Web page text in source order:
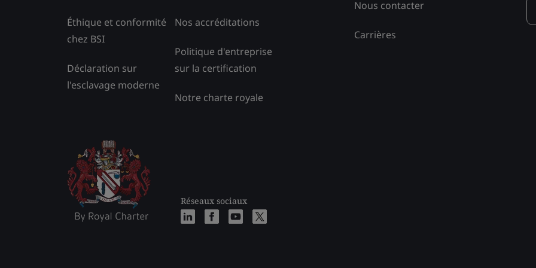
Éthique et conformité
chez BSI
Déclaration sur
l'esclavage moderne
Nos accréditations
Politique d'entreprise
sur la certification
Notre charte royale
Réseaux sociaux
Nous contacter
Carrières